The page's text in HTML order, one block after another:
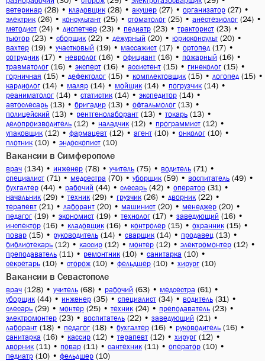
ветеринар (28) • кладовщик (28) • акушер (27) • организатор (27) •
электрик (26) • консультант (25) • стоматолог (25) • анестезиолог (24) •
методист (24) • диспетчер (23) • педиатр (23) • тракторист (23) •
тьютор (23) • сборщик (22) • дежурный (20) • юрисконсульт (20) •
вахтер (19) • участковый (19) • массажист (17) • ортопед (17) •
сотрудник (17) • невролог (16) • официант (16) • пожарный (16) •
травматолог (16) • эксперт (16) • ассистент (15) • гинеколог (15) •
горничная (15) • дефектолог (15) • комплектовщик (15) • логопед (15) •
кардиолог (14) • маляр (14) • мойщик (14) • погрузчик (14) •
реаниматолог (14) • статистик (14) • экспедитор (14) •
автослесарь (13) • бригадир (13) • офтальмолог (13) •
полицейский (13) • рентгенолаборант (13) • токарь (13) •
делопроизводитель (12) • наладчик (12) • программист (12) •
упаковщик (12) • фармацевт (12) • агент (10) • онколог (10) •
плотник (10) • эндоскопист (10)
Вакансии в Симферополе
врач (134) • инженер (78) • учитель (75) • водитель (71) •
специалист (71) • медсестра (70) • уборщик (59) • воспитатель (49) •
бухгалтер (44) • рабочий (44) • слесарь (42) • оператор (31) •
начальник (29) • техник (29) • грузчик (26) • дворник (22) •
терапевт (21) • лаборант (20) • машинист (20) • менеджер (20) •
педагог (19) • экономист (19) • технолог (17) • заведующий (16) •
инспектор (16) • кладовщик (16) • контролер (15) • охранник (15) •
повар (15) • руководитель (14) • сварщик (14) • продавец (13) •
библиотекарь (12) • кассир (12) • монтер (12) • электромонтер (12) •
преподаватель (11) • ремонтник (10) • санитарка (10) •
секретарь (10) • сторож (10) • фельдшер (10) • хирург (10)
Вакансии в Севастополе
врач (128) • учитель (68) • рабочий (63) • медсестра (61) •
уборщик (44) • инженер (35) • специалист (34) • водитель (31) •
слесарь (29) • монтер (25) • техник (24) • преподаватель (23) •
электромонтер (23) • воспитатель (22) • заведующий (21) •
лаборант (18) • педагог (18) • бухгалтер (16) • руководитель (16) •
санитарка (16) • кассир (12) • терапевт (12) • хирург (12) •
дворник (11) • повар (11) • сантехник (11) • оператор (10) •
педиатр (10) • фельдшер (10)